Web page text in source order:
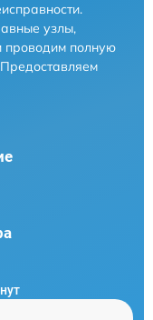
узлы,
проводим полную